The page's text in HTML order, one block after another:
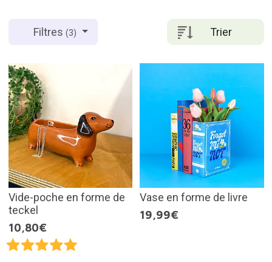
Trier
Filtres(3)
Vide-poche en forme de
teckel
10,80€
Vase en forme de livre
19,99€